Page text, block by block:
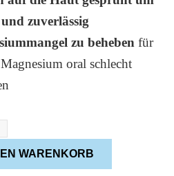
CHF 59.50CHF 45.50.
zuverlässig
zu beheben für
oral schlecht
WARENKORB